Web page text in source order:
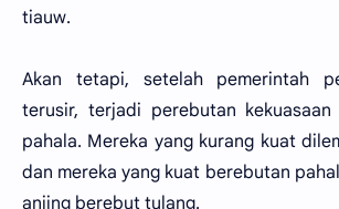
tiauw.
Akan tetapi, setelah pemerintah
terusir, terjadi perebutan
pahala. Mereka yang kurang kuat
dan mereka yang kuat berebutan
anjing berebut tulang.